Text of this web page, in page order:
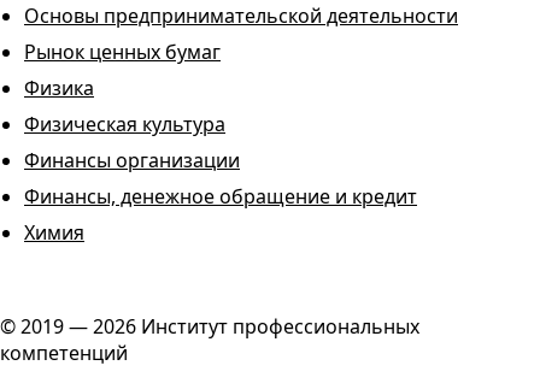
Основы предпринимательской деятельности
Рынок ценных бумаг
Физика
Физическая культура
Финансы организации
Финансы, денежное обращение и кредит
Химия
© 2019 — 2026 Институт профессиональных
компетенций